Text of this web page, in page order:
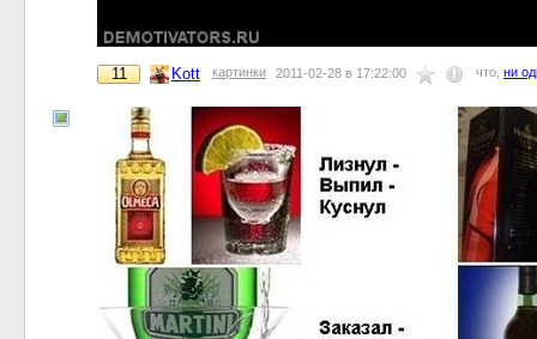
11 Kott картинки 2011-02-28 в 17:22:00 что, ни